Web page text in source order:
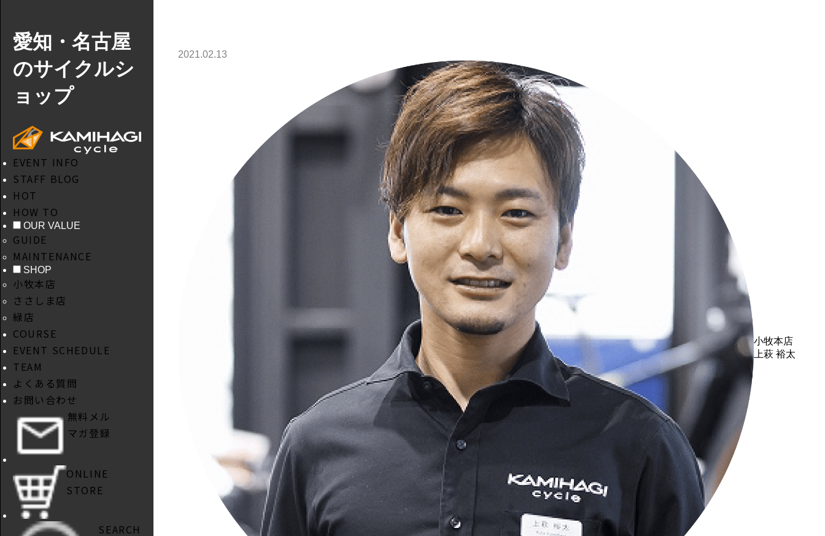
愛知・名古屋
のサイクルシ
ョップ
EVENT INFO
STAFF BLOG
HOT
HOW TO
OUR VALUE
GUIDE
MAINTENANCE
SHOP
小牧本店
ささしま店
緑店
COURSE
EVENT SCHEDULE
TEAM
よくある質問
お問い合わせ
無料メル
マガ登録
ONLINE
STORE
SEARCH
2021.02.13
小牧本店
上萩 裕太